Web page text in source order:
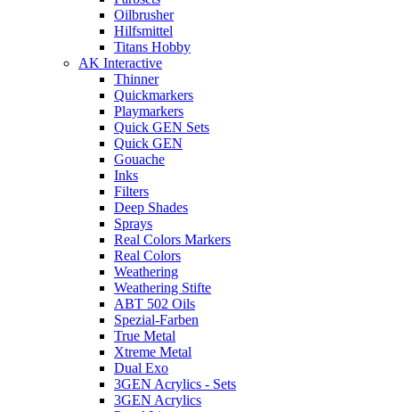
Oilbrusher
Hilfsmittel
Titans Hobby
AK Interactive
Thinner
Quickmarkers
Playmarkers
Quick GEN Sets
Quick GEN
Gouache
Inks
Filters
Deep Shades
Sprays
Real Colors Markers
Real Colors
Weathering
Weathering Stifte
ABT 502 Oils
Spezial-Farben
True Metal
Xtreme Metal
Dual Exo
3GEN Acrylics - Sets
3GEN Acrylics